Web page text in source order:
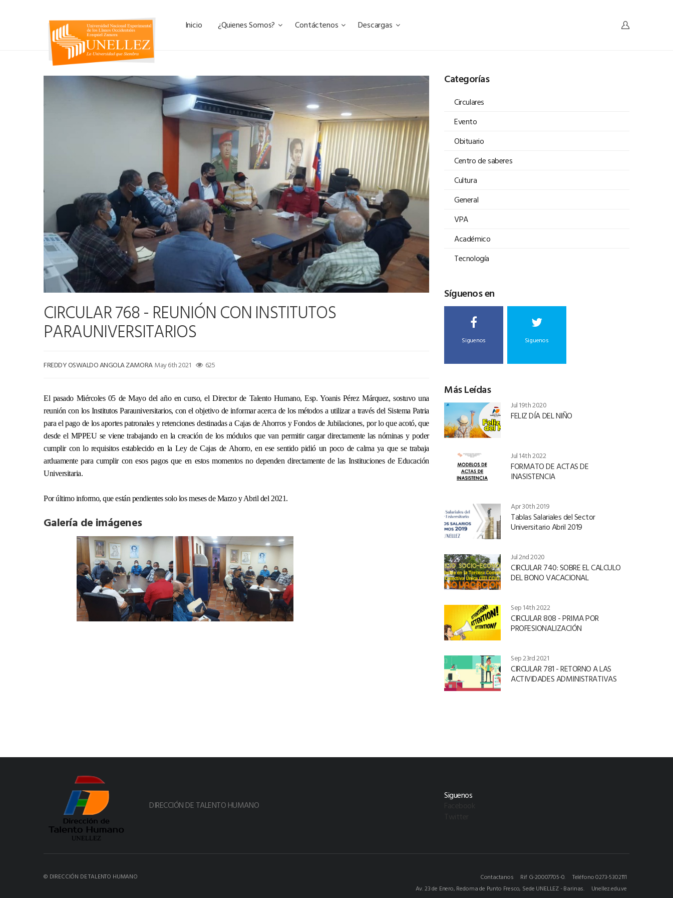
Inicio ¿Quienes Somos? Contáctenos Descargas
CIRCULAR 768 - REUNIÓN CON INSTITUTOS
PARAUNIVERSITARIOS
FREDDY OSWALDO ANGOLA ZAMORA May 6th 2021 625
El pasado Miércoles 05 de Mayo del año en curso, el Director de Talento Humano, Esp. Yoanis Pérez Márquez, sostuvo una
reunión con los Institutos Parauniversitarios, con el objetivo de informar acerca de los métodos a utilizar a través del Sistema Patria
para el pago de los aportes patronales y retenciones destinadas a Cajas de Ahorros y Fondos de Jubilaciones, por lo que acotó, que
desde el MPPEU se viene trabajando en la creación de los módulos que van permitir cargar directamente las nóminas y poder
cumplir con lo requisitos establecido en la Ley de Cajas de Ahorro, en ese sentido pidió un poco de calma ya que se trabaja
arduamente para cumplir con esos pagos que en estos momentos no dependen directamente de las Instituciones de Educación
Universitaria.
Por último informo, que están pendientes solo los meses de Marzo y Abril del 2021.
Galería de imágenes
Categorías
Circulares
Evento
Obituario
Centro de saberes
Cultura
General
VPA
Académico
Tecnología
Síguenos en
Siguenos Siguenos
Más Leídas
Jul 19th 2020
FELIZ DÍA DEL NIÑO
Jul 14th 2022
FORMATO DE ACTAS DE
INASISTENCIA
Apr 30th 2019
Tablas Salariales del Sector
Universitario Abril 2019
Jul 2nd 2020
CIRCULAR 740: SOBRE EL CALCULO
DEL BONO VACACIONAL
Sep 14th 2022
CIRCULAR 808 - PRIMA POR
PROFESIONALIZACIÓN
Sep 23rd 2021
CIRCULAR 781 - RETORNO A LAS
ACTIVIDADES ADMINISTRATIVAS
DIRECCIÓN DE TALENTO HUMANO
Siguenos
© DIRECCIÓN DE TALENTO HUMANO Contactanos Rif G-20007705-0.
Teléfono 0273-5302111
Av. 23 de Enero, Redoma de Punto Fresco, Sede UNELLEZ - Barinas.
Unellez.edu.ve